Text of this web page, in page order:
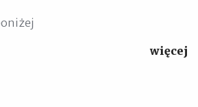
więcej